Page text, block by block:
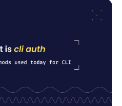
są najczęstsze stosowane